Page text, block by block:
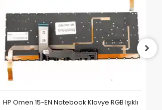
HP Omen 15-EN Notebook Klavye RGB Işıklı